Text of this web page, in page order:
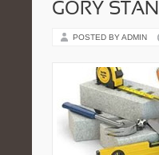
GÓRY
POSTED BY ADMIN